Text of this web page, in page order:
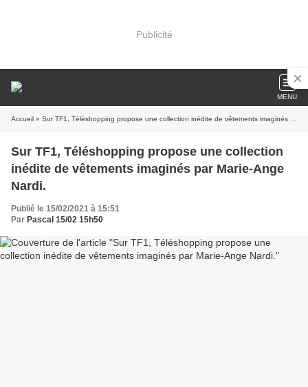
Publicité
MENU
Accueil » Sur TF1, Téléshopping propose une collection inédite de vêtements imaginés par Marie-Ange Nardi.
Sur TF1, Téléshopping propose une collection
inédite de vêtements imaginés par Marie-Ange
Nardi.
Publié le 15/02/2021 à 15:51
Par Pascal 15/02 15h50